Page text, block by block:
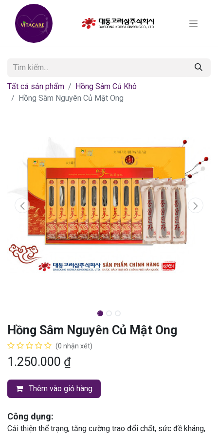
Tất cả sản phẩm
Hồng Sâm Củ Khô
Hồng Sâm Nguyên Củ Mật Ong
Hồng Sâm Nguyên Củ Mật Ong
(0 nhận xét)
1.250.000 ₫
Thêm vào giỏ hàng
Công dụng:
Cải thiện thể trạng, tăng cường trao đổi chất, sức đề kháng,